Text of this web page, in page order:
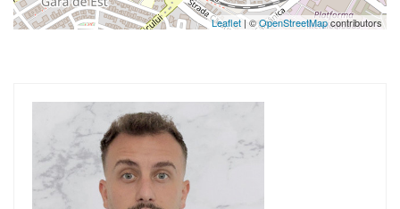
Leaflet | ©OpenStreetMapcontributors